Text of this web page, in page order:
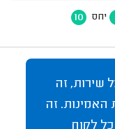
יחס 10
שירות, זה
האמינות. זה